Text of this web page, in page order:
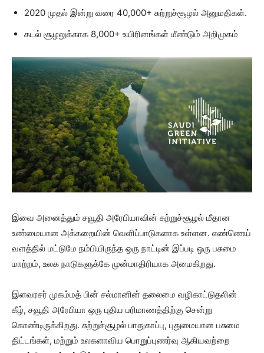
2020 முதல் இன்று வரை 40,000+ சுற்றுச்சூழல் அனுமதிகள்.
கடல் சூழலுக்காக 8,000+ உயிரினங்கள் மீண்டும் அறிமுகம்
இவை அனைத்தும் சவூதி அரேபியாவின் சுற்றுச்சூழல் மீதான
உண்மையான அக்கறையின் வெளிப்பாடுகளாக உள்ளன. எண்ணெய்
வளத்தில் மட்டுமே நம்பியிருந்த ஒரு நாட்டின் இப்படி ஒரு பசுமை
மாற்றம், உலக நாடுகளுக்கே முன்மாதிரியாக அமைகிறது.
இளவரசர் முகம்மத் பின் சல்மானின் தலைமை வழிகாட்டுதலின்
கீழ், சவூதி அரேபியா ஒரு புதிய பரிமாணத்திற்கு சென்று
கொண்டிருக்கிறது. சுற்றுச்சூழல் பாதுகாப்பு, புதுமையான பசுமை
திட்டங்கள், மற்றும் உலகளாவிய பொறுப்புணர்வு ஆகியவற்றை